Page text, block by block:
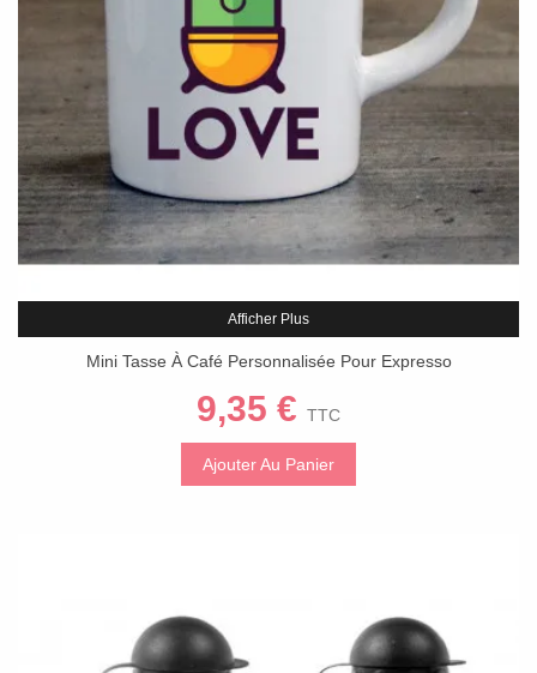
Afficher Plus
Mini Tasse À Café Personnalisée Pour Expresso
9,35 € TTC
Ajouter Au Panier